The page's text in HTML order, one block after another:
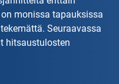
monissa tapauksissa
Seuraavassa
hitsaustulosten